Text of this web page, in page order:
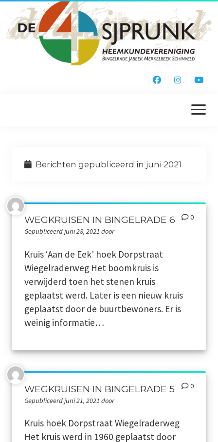
menu
openen
Kieke Noa Vreuger
Webshop
Schinveld
Merkelbeek
Jabeek
Foto en film
Genealogie
Werkgroepen
Berichten gepubliceerd in juni 2021
WEGKRUISEN IN BINGELRADE 6
Gepubliceerd juni 28, 2021 door
0
Kruis ‘Aan de Eek’ hoek Dorpstraat
Wiegelraderweg Het boomkruis is
verwijderd toen het stenen kruis
geplaatst werd. Later is een nieuw kruis
geplaatst door de buurtbewoners. Er is
weinig informatie…
WEGKRUISEN IN BINGELRADE 5
Gepubliceerd juni 21, 2021 door
0
Kruis hoek Dorpstraat Wiegelraderweg
Het kruis werd in 1960 geplaatst door